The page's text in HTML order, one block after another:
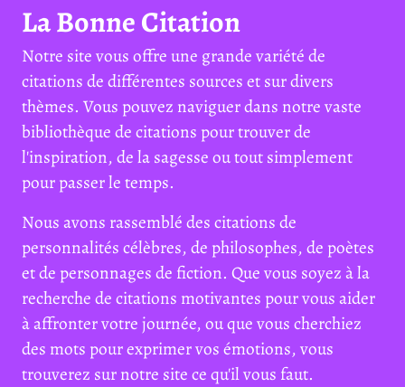
La Bonne Citation
Notre site vous offre une grande variété de
citations de différentes sources et sur divers
thèmes. Vous pouvez naviguer dans notre vaste
bibliothèque de citations pour trouver de
l'inspiration, de la sagesse ou tout simplement
pour passer le temps.
Nous avons rassemblé des citations de
personnalités célèbres, de philosophes, de poètes
et de personnages de fiction. Que vous soyez à la
recherche de citations motivantes pour vous aider
à affronter votre journée, ou que vous cherchiez
des mots pour exprimer vos émotions, vous
trouverez sur notre site ce qu'il vous faut.